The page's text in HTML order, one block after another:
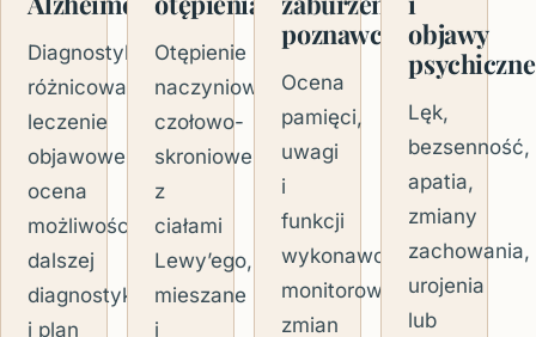
Diagnostyka
różnicowa,
leczenie
objawowe,
ocena
możliwości
dalszej
diagnostyki
i plan
Otępienie
naczyniowe,
czołowo-
skroniowe,
z
ciałami
Lewy’ego,
mieszane
i
poznawcze
Ocena
pamięci,
uwagi
i
funkcji
wykonawczych,
monitorowanie
zmian
objawy
psychiczne
Lęk,
bezsenność,
apatia,
zmiany
zachowania,
urojenia
lub